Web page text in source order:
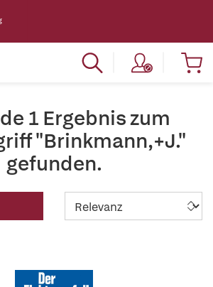
1 Ergebnis zum
"Brinkmann,+J."
gefunden.